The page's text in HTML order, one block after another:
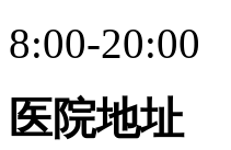
8:00-20:00
医院地址